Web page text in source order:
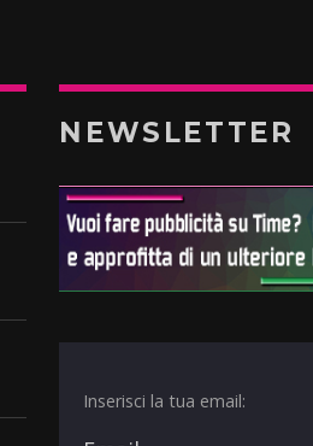
NEWSLETTER
Inserisci la tua email: